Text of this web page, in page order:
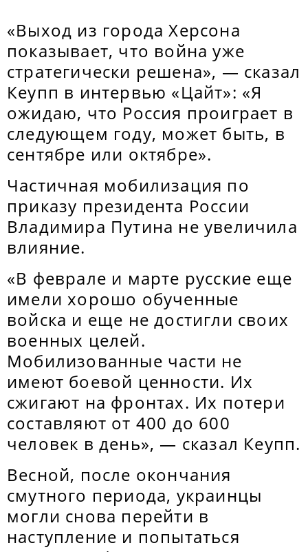
«Выход из города Херсона
показывает, что война уже
стратегически решена», — сказал
Кеупп в интервью «Цайт»: «Я
ожидаю, что Россия проиграет в
следующем году, может быть, в
сентябре или октябре».
Частичная мобилизация по
приказу президента России
Владимира Путина не увеличила
влияние.
«В феврале и марте русские еще
имели хорошо обученные
войска и еще не достигли своих
военных целей.
Мобилизованные части не
имеют боевой ценности. Их
сжигают на фронтах. Их потери
составляют от 400 до 600
человек в день», — сказал Кеупп.
Весной, после окончания
смутного периода, украинцы
могли снова перейти в
наступление и попытаться